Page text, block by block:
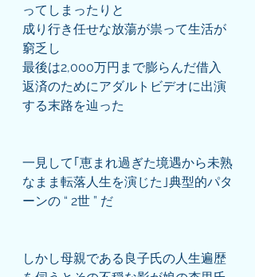
ってしまったりと
成り行き任せな放蕩が祟って生活が
窮乏し
最後は2,000万円まで膨らんだ借入
返済のためにアダルトビデオに出演
する末路を辿った
一見して｢恵まれ過ぎた境遇から未熟
なまま転落人生を演じた｣典型的パタ
ーンの “ 2世 ” だ
しかし母親である良子氏の人生遍歴